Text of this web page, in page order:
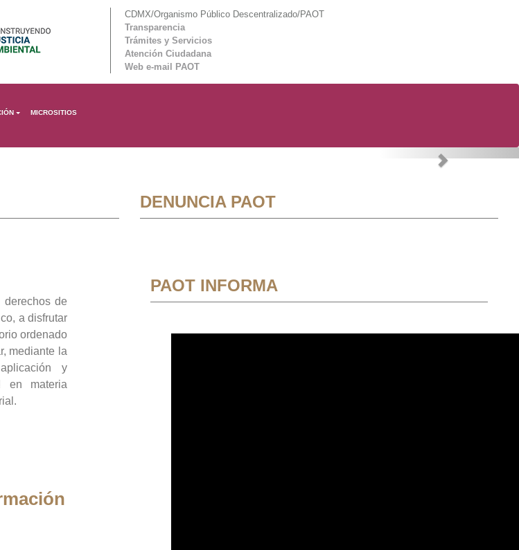
CDMX/Organismo Público Descentralizado/PAOT
Transparencia
Trámites y Servicios
Atención Ciudadana
Web e-mail PAOT
MICROSITIOS
Next
de
a disfrutar
ordenado
mediante la
y
en materia
DENUNCIA PAOT
PAOT INFORMA